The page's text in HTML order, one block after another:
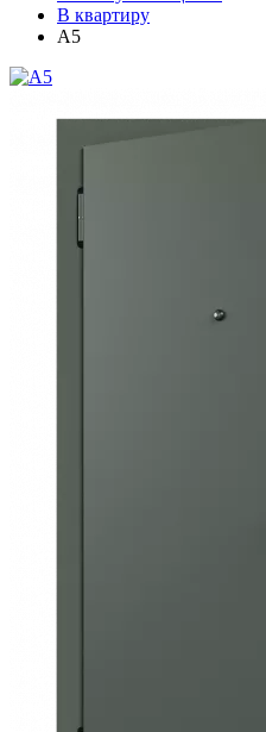
В квартиру
A5